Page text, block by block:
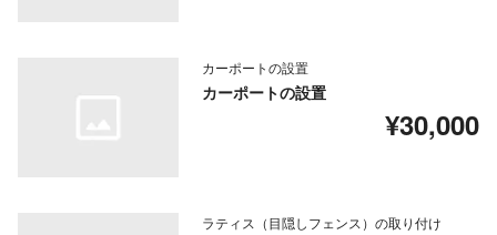
カーポートの設置
カーポートの設置
¥30,000
ラティス（目隠しフェンス）の取り付け